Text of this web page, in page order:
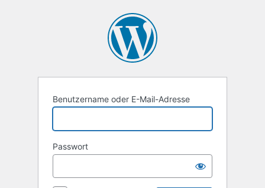
Benutzername oder E-Mail-Adresse
Passwort